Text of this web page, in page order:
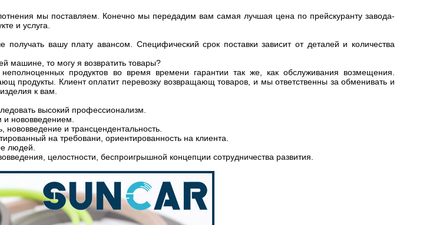
мы поставляем. Конечно мы передадим вам самая лучшая цена по прейскуранту завода-
и услуга.
вашу плату авансом. Специфический срок поставки зависит от деталей и количества
машине, то могу я возвратить товары?
продуктов во время времени гарантии так же, как обслуживания возмещения.
продукты. Клиент оплатит перевозку возвращающ товаров, и мы ответственны за обменивать и
к вам.
высокий профессионализм.
нововведением.
и трансцендентальность.
на требовани, ориентированность на клиента.
людей.
целостности, беспроигрышной концепции сотрудничества развития.